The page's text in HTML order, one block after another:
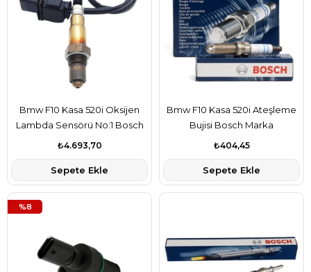
Bmw F10 Kasa 520i Oksijen
Lambda Sensörü No:1 Bosch
Marka 13627791600
₺4.693,70
Sepete Ekle
Bmw F10 Kasa 520i Ateşleme
Bujisi Bosch Marka
12120038349
₺404,45
Sepete Ekle
%8